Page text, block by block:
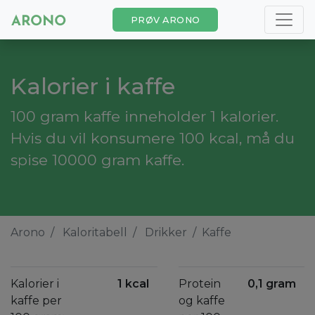
PRØV ARONO
Kalorier i kaffe
100 gram kaffe inneholder 1 kalorier.
Hvis du vil konsumere 100 kcal, må du
spise 10000 gram kaffe.
Arono Kaloritabell Drikker Kaffe
Kalorier i
kaffe per
1 kcal
Protein
og kaffe
0,1 gram